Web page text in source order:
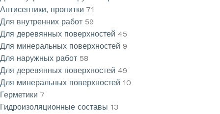
Антисептики, пропитки 71
Для внутренних работ 59
Для деревянных поверхностей 45
Для минеральных поверхностей 9
Для наружных работ 58
Для деревянных поверхностей 49
Для минеральных поверхностей 10
Герметики 7
Гидроизоляционные составы 13